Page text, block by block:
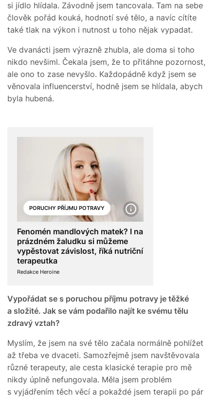
si jídlo hlídala. Závodně jsem tancovala. Tam na sebe
člověk pořád kouká, hodnotí své tělo, a navíc cítíte
také tlak na výkon i nutnost u toho nějak vypadat.
Ve dvanácti jsem výrazně zhubla, ale doma si toho
nikdo nevšiml. Čekala jsem, že to přitáhne pozornost,
ale ono to zase nevyšlo. Každopádně když jsem se
věnovala influencerství, hodně jsem se hlídala, abych
byla hubená.
PORUCHY PŘÍJMU POTRAVY
Fenomén mandlových matek? I na
prázdném žaludku si můžeme
vypěstovat závislost, říká nutriční
terapeutka
Redakce Heroine
Vypořádat se s poruchou příjmu potravy je těžké
a složité. Jak se vám podařilo najít ke svému tělu
zdravý vztah?
Myslím, že jsem na své tělo začala normálně pohlížet
až třeba ve dvaceti. Samozřejmě jsem navštěvovala
různé terapeuty, ale cesta klasické terapie pro mě
nikdy úplně nefungovala. Měla jsem problém
s vyjádřením těch věcí a pokaždé jsem terapii po pár